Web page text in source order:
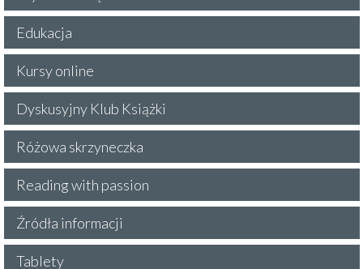
Edukacja
Kursy online
Dyskusyjny Klub Książki
Różowa skrzyneczka
Reading with passion
Źródła informacji
Tablety